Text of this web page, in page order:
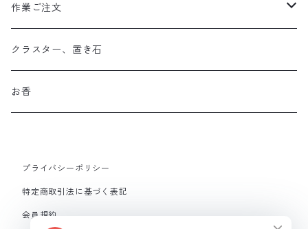
作業ご注文
お守り数珠
お守り数珠ブレスレット
フルオーダーメイド
クラスター、置き石
お香
プライバシーポリシー
特定商取引法に基づく表記
会員規約